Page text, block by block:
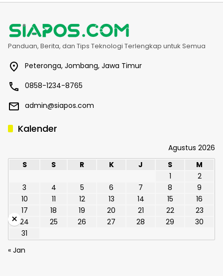
Panduan, Berita, dan Tips Teknologi Terlengkap untuk Semua
Peteronga, Jombang, Jawa Timur
0858-1234-8765
admin@siapos.com
Kalender
Agustus 2026
S
S R K J S
M
1
2
3
4 5 6 7 8
9
10
11 12 13 14 15
16
17
18 19 20 21 22
23
24
25 26 27 28 29
30
31
« Jan
×